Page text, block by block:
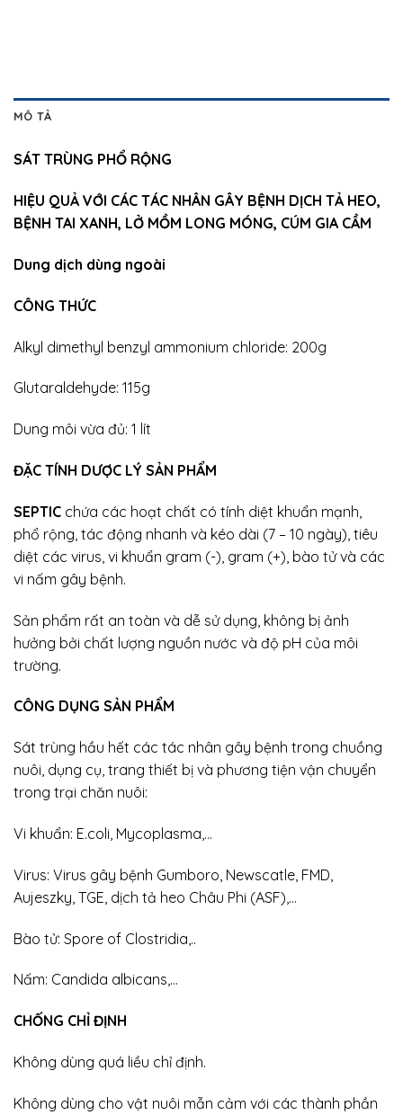
MÔ TẢ
SÁT TRÙNG PHỔ RỘNG
HIỆU QUẢ VỚI CÁC TÁC NHÂN GÂY BỆNH DỊCH TẢ HEO,
BỆNH TAI XANH, LỞ MỒM LONG MÓNG, CÚM GIA CẦM
Dung dịch dùng ngoài
CÔNG THỨC
Alkyl dimethyl benzyl ammonium chloride: 200g
Glutaraldehyde: 115g
Dung môi vừa đủ: 1 lít
ĐẶC TÍNH DƯỢC LÝ SẢN PHẨM
SEPTIC chứa các hoạt chất có tính diệt khuẩn mạnh,
phổ rộng, tác động nhanh và kéo dài (7 – 10 ngày), tiêu
diệt các virus, vi khuẩn gram (-), gram (+), bào tử và các
vi nấm gây bệnh.
Sản phẩm rất an toàn và dễ sử dụng, không bị ảnh
hưởng bởi chất lượng nguồn nước và độ pH của môi
trường.
CÔNG DỤNG SẢN PHẨM
Sát trùng hầu hết các tác nhân gây bệnh trong chuồng
nuôi, dụng cụ, trang thiết bị và phương tiện vận chuyển
trong trại chăn nuôi:
Vi khuẩn: E.coli, Mycoplasma,…
Virus: Virus gây bệnh Gumboro, Newscatle, FMD,
Aujeszky, TGE, dịch tả heo Châu Phi (ASF),…
Bào tử: Spore of Clostridia,..
Nấm: Candida albicans,…
CHỐNG CHỈ ĐỊNH
Không dùng quá liều chỉ định.
Không dùng cho vật nuôi mẫn cảm với các thành phần